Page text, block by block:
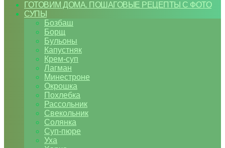
ГОТОВИМ ДОМА. ПОШАГОВЫЕ РЕЦЕПТЫ С ФОТО
СУПЫ
Бозбаш
Борщ
Бульоны
Капустняк
Крем-суп
Лагман
Минестроне
Окрошка
Похлебка
Рассольник
Свекольник
Солянка
Суп-пюре
Уха